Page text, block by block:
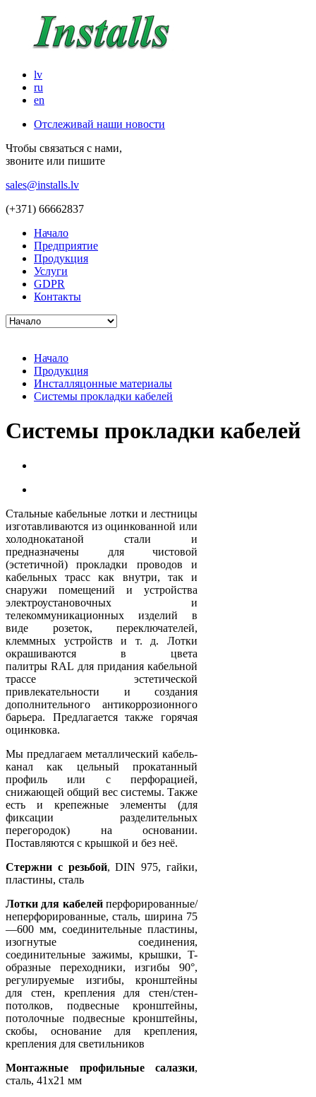
lv
ru
en
Отслеживай наши новости
Чтобы связаться с нами,
звоните или пишите
sales@installs.lv
(+371) 66662837
Начало
Предприятие
Продукция
Услуги
GDPR
Контакты
Начало
Продукция
Инсталляцонные материалы
Системы прокладки кабелей
Системы прокладки кабелей
Стальные кабельные лотки и лестницы
изготавливаются из оцинкованной или
холоднокатаной стали и
предназначены для чистовой
(эстетичной) прокладки проводов и
кабельных трасс как внутри, так и
снаружи помещений и устройства
электроустановочных и
телекоммуникационных изделий в
виде розеток, переключателей,
клеммных устройств и т. д. Лотки
окрашиваются в цвета
палитры RAL для придания кабельной
трассе эстетической
привлекательности и создания
дополнительного антикоррозионного
барьера. Предлагается также горячая
оцинковка.
Мы предлагаем металлический кабель-
канал как цельный прокатанный
профиль или с перфорацией,
снижающей общий вес системы. Также
есть и крепежные элементы (для
фиксации разделительных
перегородок) на основании.
Поставляются с крышкой и без неё.
Стержни с резьбой, DIN 975, гайки,
пластины, сталь
Лотки для кабелейперфорированные/
неперфорированные, сталь, ширина 75
—600 мм, соединительные пластины,
изогнутые соединения,
соединительные зажимы, крышки, T-
образные переходники, изгибы 90°,
регулируемые изгибы, кронштейны
для стен, крепления для стен/стен-
потолков, подвесные кронштейны,
потолочные подвесные кронштейны,
скобы, основание для крепления,
крепления для светильников
Монтажные профильные салазки,
сталь, 41x21 мм